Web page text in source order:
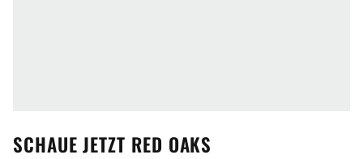
SCHAUE JETZT RED OAKS